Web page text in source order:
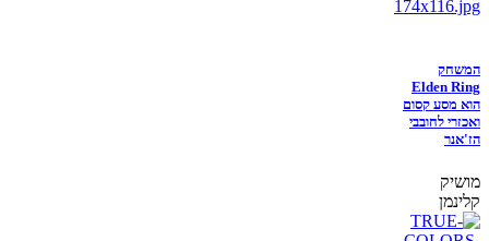
המשחק
Elden Ring
הוא מסע קסום
ואכזרי לחובבי
הז'אנר
מושיק
קלינמן